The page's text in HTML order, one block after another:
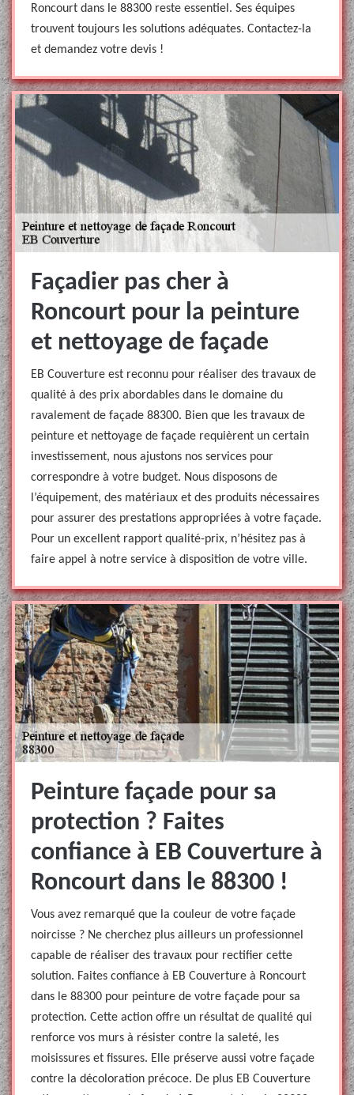
Roncourt dans le 88300 reste essentiel. Ses équipes
trouvent toujours les solutions adéquates. Contactez-la
et demandez votre devis !
Façadier pas cher à
Roncourt pour la peinture
et nettoyage de façade
EB Couverture est reconnu pour réaliser des travaux de
qualité à des prix abordables dans le domaine du
ravalement de façade 88300. Bien que les travaux de
peinture et nettoyage de façade requièrent un certain
investissement, nous ajustons nos services pour
correspondre à votre budget. Nous disposons de
l’équipement, des matériaux et des produits nécessaires
pour assurer des prestations appropriées à votre façade.
Pour un excellent rapport qualité-prix, n’hésitez pas à
faire appel à notre service à disposition de votre ville.
Peinture façade pour sa
protection ? Faites
confiance à EB Couverture à
Roncourt dans le 88300 !
Vous avez remarqué que la couleur de votre façade
noircisse ? Ne cherchez plus ailleurs un professionnel
capable de réaliser des travaux pour rectifier cette
solution. Faites confiance à EB Couverture à Roncourt
dans le 88300 pour peinture de votre façade pour sa
protection. Cette action offre un résultat de qualité qui
renforce vos murs à résister contre la saleté, les
moisissures et fissures. Elle préserve aussi votre façade
contre la décoloration précoce. De plus EB Couverture